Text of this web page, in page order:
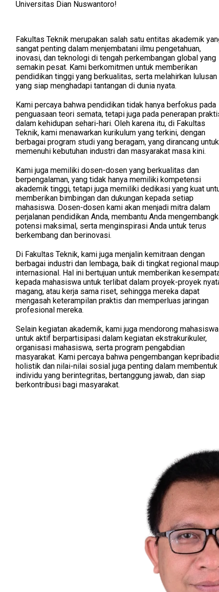
Universitas Dian Nuswantoro!
Fakultas Teknik merupakan salah satu entitas akademik
sangat penting dalam menjembatani ilmu pengetahuan,
inovasi, dan teknologi di tengah perkembangan global yang
semakin pesat. Kami berkomitmen untuk memberikan
pendidikan tinggi yang berkualitas, serta melahirkan lulusan
yang siap menghadapi tantangan di dunia nyata.
Kami percaya bahwa pendidikan tidak hanya berfokus pada
penguasaan teori semata, tetapi juga pada penerapan
dalam kehidupan sehari-hari. Oleh karena itu, di Fakultas
Teknik, kami menawarkan kurikulum yang terkini, dengan
berbagai program studi yang beragam, yang dirancang untuk
memenuhi kebutuhan industri dan masyarakat masa kini.
Kami juga memiliki dosen-dosen yang berkualitas dan
berpengalaman, yang tidak hanya memiliki kompetensi
akademik tinggi, tetapi juga memiliki dedikasi yang kuat
memberikan bimbingan dan dukungan kepada setiap
mahasiswa. Dosen-dosen kami akan menjadi mitra dalam
perjalanan pendidikan Anda, membantu Anda
potensi maksimal, serta menginspirasi Anda untuk terus
berkembang dan berinovasi.
Di Fakultas Teknik, kami juga menjalin kemitraan dengan
berbagai industri dan lembaga, baik di tingkat regional
internasional. Hal ini bertujuan untuk memberikan
kepada mahasiswa untuk terlibat dalam proyek-proyek
magang, atau kerja sama riset, sehingga mereka dapat
mengasah keterampilan praktis dan memperluas jaringan
profesional mereka.
Selain kegiatan akademik, kami juga mendorong mahasiswa
untuk aktif berpartisipasi dalam kegiatan ekstrakurikuler,
organisasi mahasiswa, serta program pengabdian
masyarakat. Kami percaya bahwa pengembangan
holistik dan nilai-nilai sosial juga penting dalam membentuk
individu yang berintegritas, bertanggung jawab, dan siap
berkontribusi bagi masyarakat.